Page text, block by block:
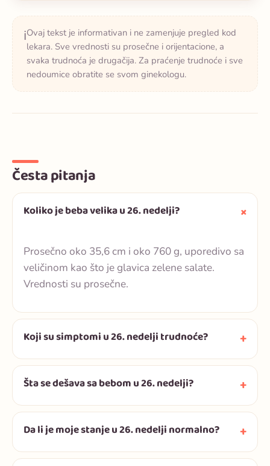
ℹ️Ovaj tekst je informativan i ne zamenjuje pregled kod
lekara. Sve vrednosti su prosečne i orijentacione, a
svaka trudnoća je drugačija. Za praćenje trudnoće i sve
nedoumice obratite se svom ginekologu.
Česta pitanja
Koliko je beba velika u 26. nedelji?
Prosečno oko 35,6 cm i oko 760 g, uporedivo sa
veličinom kao što je glavica zelene salate.
Vrednosti su prosečne.
Koji su simptomi u 26. nedelji trudnoće?
Šta se dešava sa bebom u 26. nedelji?
Da li je moje stanje u 26. nedelji normalno?